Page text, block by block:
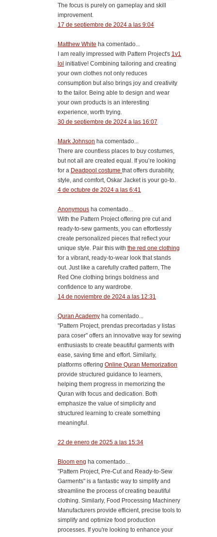
The focus is purely on gameplay and skill
improvement.
17 de septiembre de 2024 a las 9:04
Matthew White ha comentado...
I am really impressed with Pattern Project's 1v1
lol initiative! Combining tailoring and creating
your own clothes not only reduces
consumption but also brings joy and creativity
to the tailor. Being able to design and wear
your own products is an interesting
experience, worth trying.
30 de septiembre de 2024 a las 16:07
Mark Johnson ha comentado...
There are countless places to buy costumes,
but not all are created equal. If you’re looking
for a Deadpool costume that offers durability,
style, and comfort, Oskar Jacket is your go-to.
4 de octubre de 2024 a las 6:41
Anonymous ha comentado...
With the Pattern Project offering pre cut and
ready-to-sew garments, you can effortlessly
create personalized pieces that reflect your
unique style. Pair this with the red one clothing
for a vibrant, ready-to-wear look that stands
out. Just like a carefully crafted pattern, The
Red One clothing brings boldness and
confidence to any wardrobe.
14 de noviembre de 2024 a las 12:31
Quran Academy ha comentado...
"Pattern Project, prendas precortadas y listas
para coser" offers an innovative way for sewing
enthusiasts to create beautiful garments with
ease, saving time and effort. Similarly,
platforms offering Online Quran Memorization
provide structured guidance to learners,
helping them progress in memorizing the
Quran with focus and dedication. Both
emphasize the value of simplicity and
structured learning to create something
meaningful.
22 de enero de 2025 a las 15:34
Bloom eng ha comentado...
"Pattern Project, Pre-Cut and Ready-to-Sew
Garments" is a fantastic way to simplify and
streamline the process of creating beautiful
clothing. Similarly, Food Processing Machinery
Manufacturers provide efficient, precise tools to
simplify and optimize food production
processes. If you're looking to enhance your